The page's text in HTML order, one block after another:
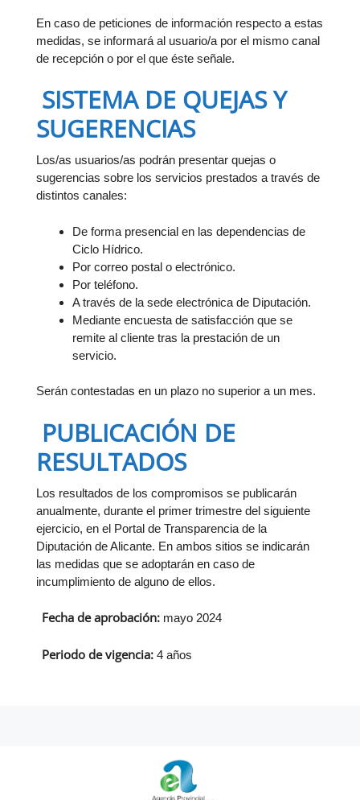
En caso de peticiones de información respecto a estas
medidas, se informará al usuario/a por el mismo canal
de recepción o por el que éste señale.
SISTEMA DE QUEJAS Y
SUGERENCIAS
Los/as usuarios/as podrán presentar quejas o
sugerencias sobre los servicios prestados a través de
distintos canales:
De forma presencial en las dependencias de
Ciclo Hídrico.
Por correo postal o electrónico.
Por teléfono.
A través de la sede electrónica de Diputación.
Mediante encuesta de satisfacción que se
remite al cliente tras la prestación de un
servicio.
Serán contestadas en un plazo no superior a un mes.
PUBLICACIÓN DE
RESULTADOS
Los resultados de los compromisos se publicarán
anualmente, durante el primer trimestre del siguiente
ejercicio, en el Portal de Transparencia de la
Diputación de Alicante. En ambos sitios se indicarán
las medidas que se adoptarán en caso de
incumplimiento de alguno de ellos.
Fecha de aprobación: mayo 2024
Periodo de vigencia:4 años